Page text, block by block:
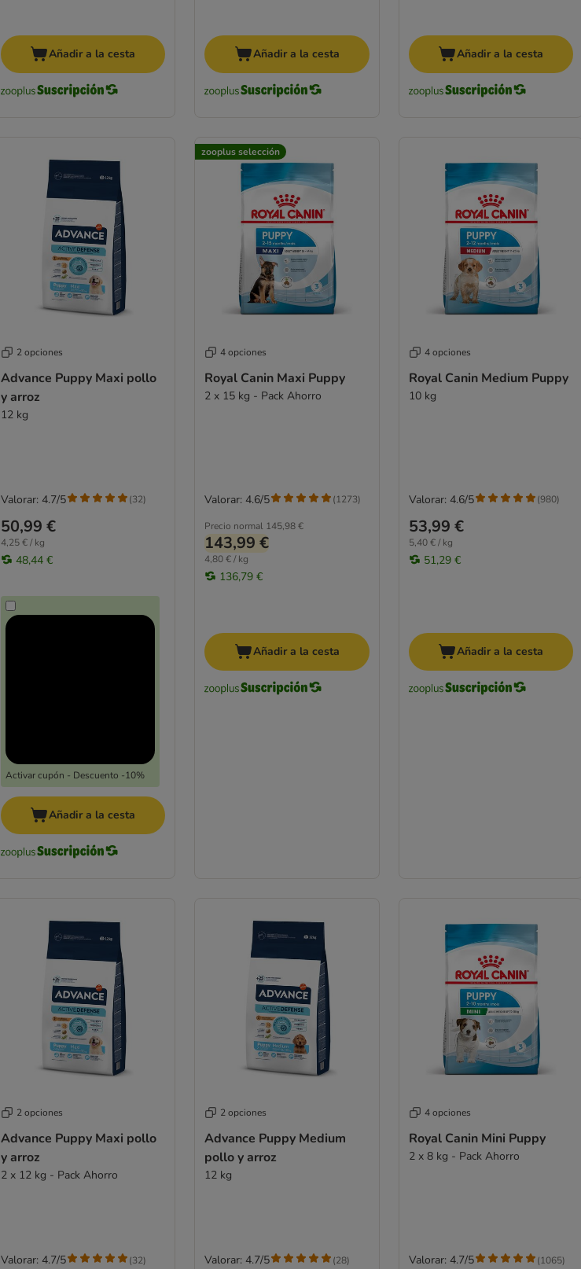
Añadir a la cesta Añadir a la cesta Añadir a la cesta
2 opciones
Advance Puppy Maxi pollo
y arroz
12 kg
50,99 €
4,25 € / kg
48,44 €
Activar cupón - Descuento -10%
Valorar: 4.7/5 (32)
Añadir a la cesta
zooplus selección
4 opciones
Royal Canin Maxi Puppy
2 x 15 kg - Pack Ahorro
Precio normal 145,98 €
143,99 €
4,80 € / kg
136,79 €
Valorar: 4.6/5 (1273)
Añadir a la cesta
4 opciones
Royal Canin Medium Puppy
10 kg
53,99 €
5,40 € / kg
51,29 €
Valorar: 4.6/5 (980)
Añadir a la cesta
2 opciones
Advance Puppy Maxi pollo
y arroz
2 x 12 kg - Pack Ahorro
Valorar: 4.7/5 (32)
2 opciones
Advance Puppy Medium
pollo y arroz
12 kg
Valorar: 4.7/5 (28)
4 opciones
Royal Canin Mini Puppy
2 x 8 kg - Pack Ahorro
Valorar: 4.7/5 (1065)